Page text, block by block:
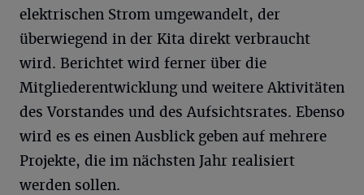
elektrischen Strom umgewandelt, der
überwiegend in der Kita direkt verbraucht
wird. Berichtet wird ferner über die
Mitgliederentwicklung und weitere Aktivitäten
des Vorstandes und des Aufsichtsrates. Ebenso
wird es es einen Ausblick geben auf mehrere
Projekte, die im nächsten Jahr realisiert
werden sollen.